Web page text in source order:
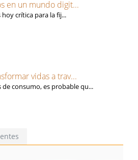
en un mundo digit...
crítica para la fij...
vidas a trav...
consumo, es probable qu...